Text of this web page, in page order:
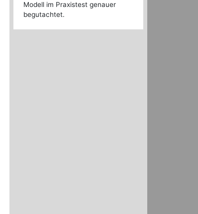
Modell im Praxistest genauer
begutachtet.